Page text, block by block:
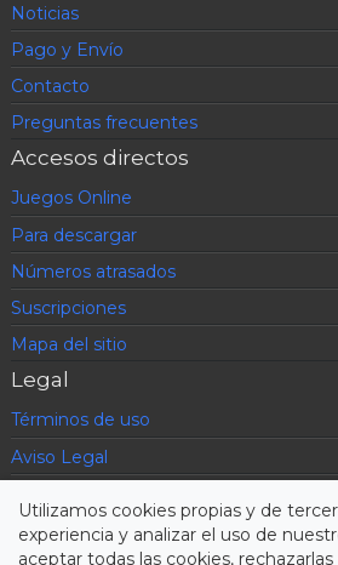
Noticias
Pago y Envío
Contacto
Preguntas frecuentes
Accesos directos
Juegos Online
Para descargar
Números atrasados
Suscripciones
Mapa del sitio
Legal
Términos de uso
Aviso Legal
Condiciones contratación
Utilizamos cookies propias y de
experiencia y analizar el uso de
aceptar todas las cookies,